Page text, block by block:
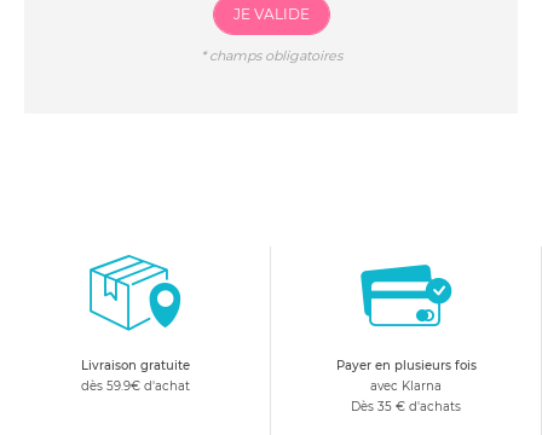
JE VALIDE
*champs obligatoires
Livraison gratuite
dès 59.9€ d'achat
Payer en plusieurs fois
avec Klarna
Dès 35 € d'achats